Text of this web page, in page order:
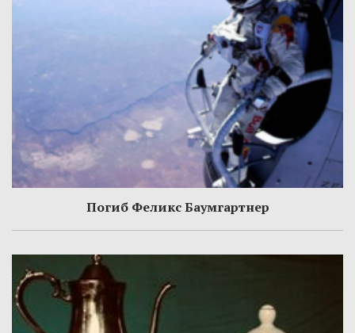
Погиб Феликс Баумгартнер